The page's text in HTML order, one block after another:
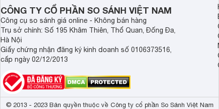
CÔNG TY CỔ PHẦN SO SÁNH VIỆT NAM
Công cụ so sánh giá online - Không bán hàng
Trụ sở chính: Số 195 Khâm Thiên, Thổ Quan, Đống Đa,
Hà Nội
Giấy chứng nhận đăng ký kinh doanh số 0106373516,
cấp ngày 02/12/2013
© 2013 - 2023 Bản quyền thuộc về Công ty cổ phần So Sánh Việt Nam